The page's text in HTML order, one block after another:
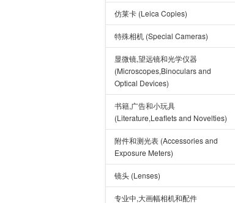
仿莱卡 (Leica Copies)
特殊相机 (Special Cameras)
显微镜,望远镜和光学仪器
(Microscopes,Binoculars and
Optical Devices)
书籍,广告和小玩具
(Literature,Leaflets and Novelties)
附件和测光表 (Accessories and
Exposure Meters)
镜头 (Lenses)
专业中,大画幅相机和配件